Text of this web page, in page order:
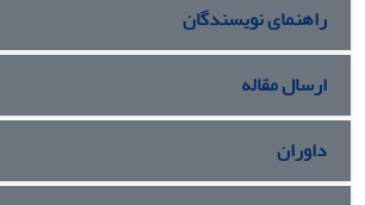
راهنمای نویسندگان
ارسال مقاله
داوران